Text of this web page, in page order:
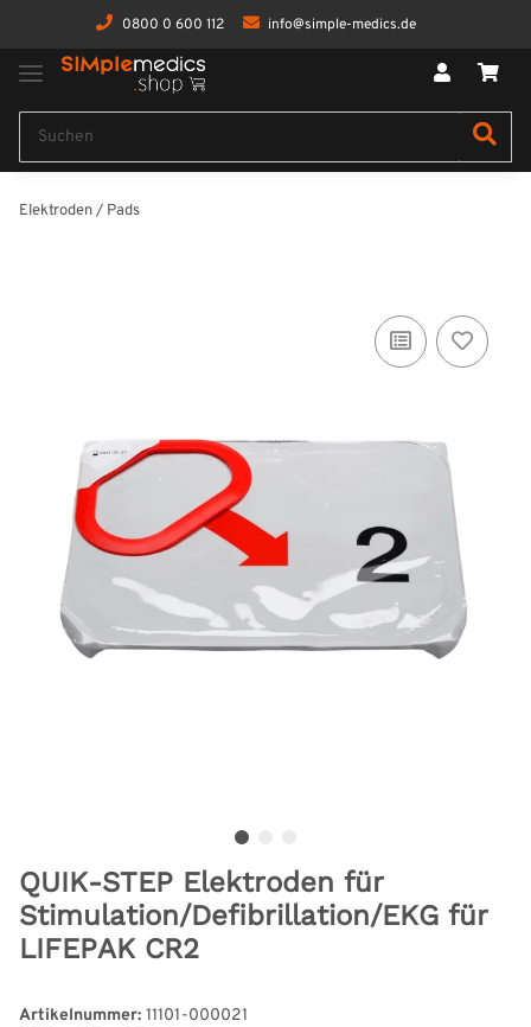
0800 0 600 112 info@simple-medics.de
Elektroden / Pads
QUIK-STEP Elektroden für
Stimulation/Defibrillation/EKG für
LIFEPAK CR2
Artikelnummer: 11101-000021